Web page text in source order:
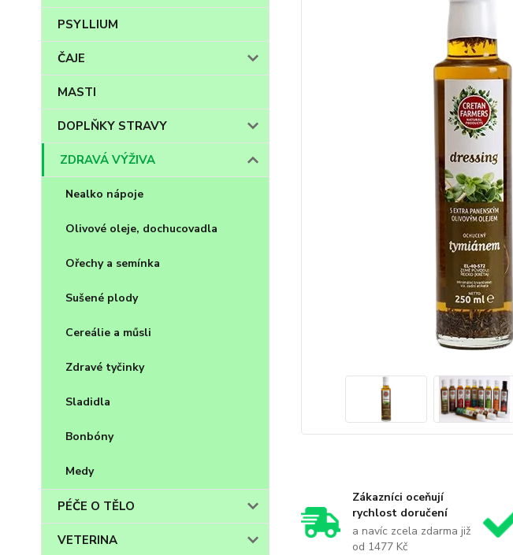
PSYLLIUM
ČAJE
MASTI
DOPLŇKY STRAVY
ZDRAVÁ VÝŽIVA
Nealko nápoje
Olivové oleje, dochucovadla
Ořechy a semínka
Sušené plody
Cereálie a műsli
Zdravé tyčinky
Sladidla
Bonbóny
Medy
PÉČE O TĚLO
VETERINA
Zákazníci oceňují
rychlost doručení
a navíc zcela zdarma již
od 1477 Kč